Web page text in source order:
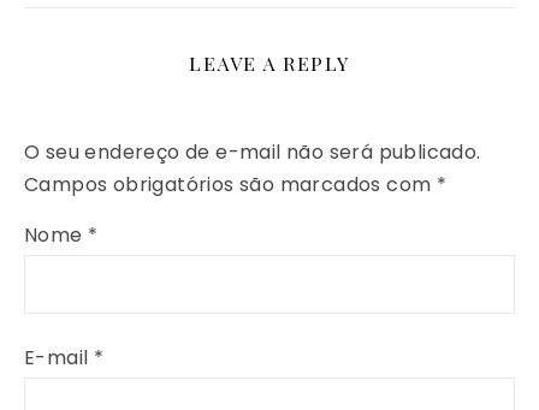
LEAVE A REPLY
O seu endereço de e-mail não será publicado.
Campos obrigatórios são marcados com *
Nome *
E-mail *